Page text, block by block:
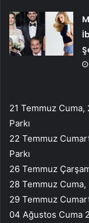
21 Temmuz
Parkı
22 Temmuz
Parkı
26 Temmuz
28 Temmuz Cuma,
29 Temmuz
04 Ağustos Cuma